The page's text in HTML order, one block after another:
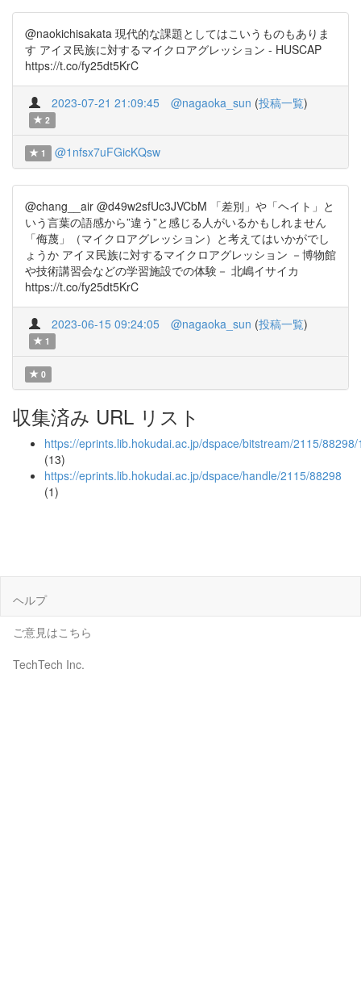
@naokichisakata 現代的な課題としてはこいうものもありま
す アイヌ民族に対するマイクロアグレッション - HUSCAP
https://t.co/fy25dt5KrC
2023-07-21 21:09:45 @nagaoka_sun (投稿一覧)
2
1 @1nfsx7uFGicKQsw
@chang__air @d49w2sfUc3JVCbM 「差別」や「ヘイト」と
いう言葉の語感から”違う”と感じる人がいるかもしれません
「侮蔑」（マイクロアグレッション）と考えてはいかがでし
ょうか アイヌ民族に対するマイクロアグレッション －博物館
や技術講習会などの学習施設での体験－ 北嶋イサイカ
https://t.co/fy25dt5KrC
2023-06-15 09:24:05 @nagaoka_sun (投稿一覧)
1
0
収集済み URL リスト
https://eprints.lib.hokudai.ac.jp/dspace/bitstream/2115/
(13)
https://eprints.lib.hokudai.ac.jp/dspace/handle/2115/88298
(1)
ヘルプ
ご意見はこちら
TechTech Inc.